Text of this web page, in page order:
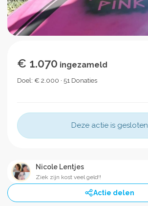
€ 1.070 ingezameld
Doel: € 2.000 · 51 Donaties
Deze actie is gesloten
Nicole Lentjes
Ziek zijn kost veel geld!!
Actie delen